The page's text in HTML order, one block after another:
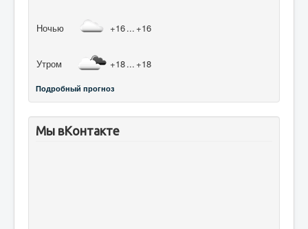
Ночью +16... +16
Утром +18... +18
Подробный прогноз
Мы вКонтакте